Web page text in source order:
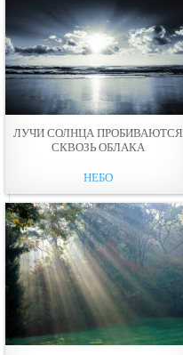
ЛУЧИ СОЛНЦА ПРОБИВАЮТСЯ
СКВОЗЬ ОБЛАКА
НЕБО